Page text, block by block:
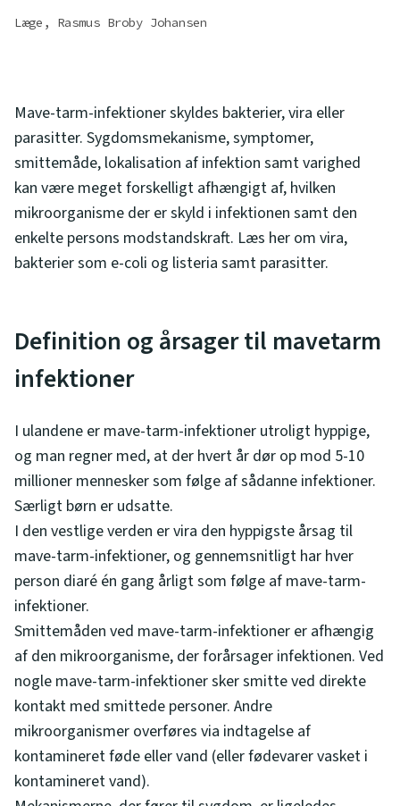
Læge, Rasmus Broby Johansen
Mave-tarm-infektioner skyldes bakterier, vira eller
parasitter. Sygdomsmekanisme, symptomer,
smittemåde, lokalisation af infektion samt varighed
kan være meget forskelligt afhængigt af, hvilken
mikroorganisme der er skyld i infektionen samt den
enkelte persons modstandskraft. Læs her om vira,
bakterier som e-coli og listeria samt parasitter.
Definition og årsager til mavetarm
infektioner
I ulandene er mave-tarm-infektioner utroligt hyppige,
og man regner med, at der hvert år dør op mod 5-10
millioner mennesker som følge af sådanne infektioner.
Særligt børn er udsatte.
I den vestlige verden er vira den hyppigste årsag til
mave-tarm-infektioner, og gennemsnitligt har hver
person diaré én gang årligt som følge af mave-tarm-
infektioner.
Smittemåden ved mave-tarm-infektioner er afhængig
af den mikroorganisme, der forårsager infektionen. Ved
nogle mave-tarm-infektioner sker smitte ved direkte
kontakt med smittede personer. Andre
mikroorganismer overføres via indtagelse af
kontamineret føde eller vand (eller fødevarer vasket i
kontamineret vand).